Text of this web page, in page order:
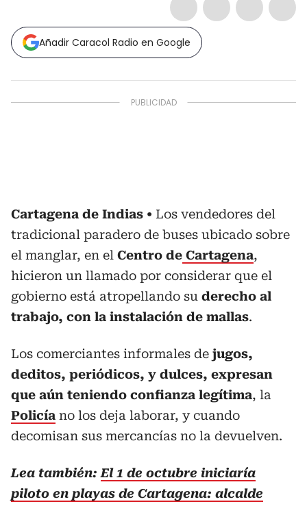
Añadir Caracol Radio en Google
Cartagena de Indias
Los vendedores del
tradicional paradero de buses ubicado sobre
el manglar, en el Centro de Cartagena,
hicieron un llamado por considerar que el
gobierno está atropellando su derecho al
trabajo, con la instalación de mallas.
Los comerciantes informales de jugos,
deditos, periódicos, y dulces, expresan
que aún teniendo confianza legítima, la
Policía no los deja laborar, y cuando
decomisan sus mercancías no la devuelven.
Lea también: El 1 de octubre iniciaría
piloto en playas de Cartagena: alcalde